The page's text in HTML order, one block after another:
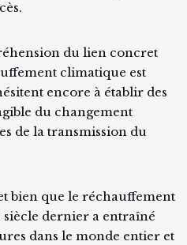
du lien concret
climatique est
encore à établir des
du changement
de la transmission du
bien que le réchauffement
siècle dernier a entraîné
dans le monde entier et